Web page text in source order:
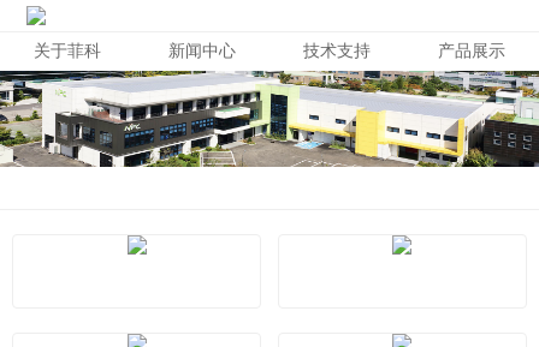
关于菲科 新闻中心 技术支持 产品展示